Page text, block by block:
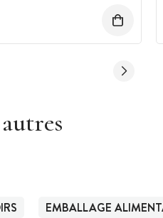
EMBALLAGE